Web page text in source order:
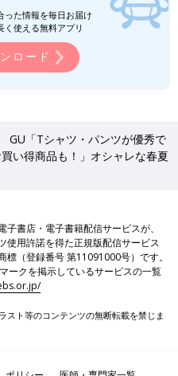
いきり遊べる！」「春ま
かり♪」カジュアルアイ
なり、お外遊びをする時間も増
います。ただいまGUでは、お
リなカジュアルアイテムが豊富
もアツい！」大人気★サマ
マナルパンツが飛ぶように売れ
一覧
った情報を毎日お届け
使える無料アプリ
ロード
GU「Tシャツ・パンツが優秀で
い得商品も！」オシャレな春夏
子書店・電子書籍配信サービスが、
使用許諾を得た正規版配信サービス
標（登録番号 第11091000号）です。
ークを掲示しているサービスの一覧
スト等のコンテンツの無断転載を禁じま